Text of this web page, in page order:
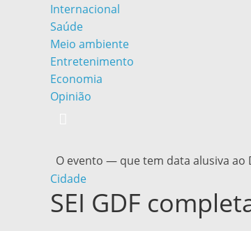
Internacional
Saúde
Meio ambiente
Entretenimento
Economia
Opinião
O evento — que tem data alusiva
Cidade
SEI GDF